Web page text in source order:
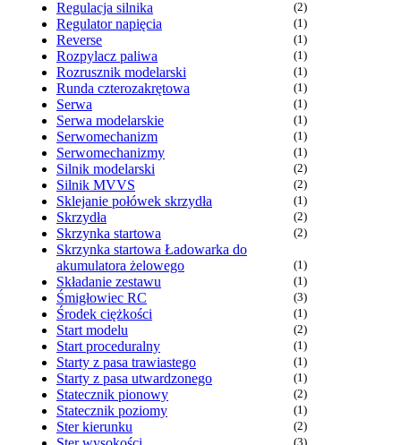
Regulacja silnika (2)
Regulator napięcia (1)
Reverse (1)
Rozpylacz paliwa (1)
Rozrusznik modelarski (1)
Runda czterozakrętowa (1)
Serwa (1)
Serwa modelarskie (1)
Serwomechanizm (1)
Serwomechanizmy (1)
Silnik modelarski (2)
Silnik MVVS (2)
Sklejanie połówek skrzydła (1)
Skrzydła (2)
Skrzynka startowa (2)
Skrzynka startowa Ładowarka do
akumulatora żelowego
(1)
Składanie zestawu (1)
Śmigłowiec RC (3)
Środek ciężkości (1)
Start modelu (2)
Start proceduralny (1)
Starty z pasa trawiastego (1)
Starty z pasa utwardzonego (1)
Statecznik pionowy (2)
Statecznik poziomy (1)
Ster kierunku (2)
(3)